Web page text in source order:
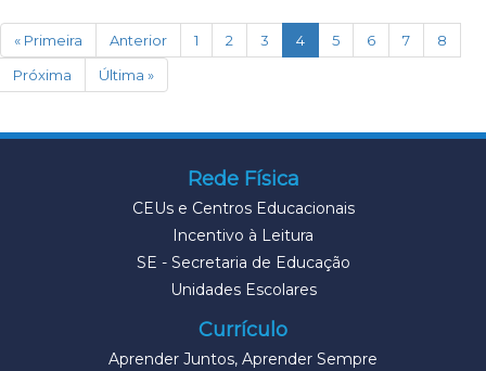
« Primeira Anterior 1 2 3 4(current)
5 6 7
8
Próxima
Última »
Rede Física
CEUs e Centros Educacionais
Incentivo à Leitura
SE - Secretaria de Educação
Unidades Escolares
Currículo
Aprender Juntos, Aprender Sempre